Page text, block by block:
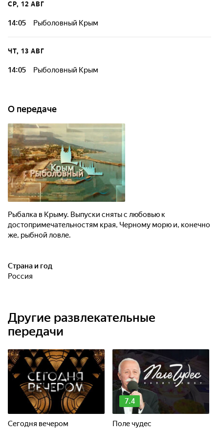
СР, 12 АВГ
14:05 Рыболовный Крым
ЧТ, 13 АВГ
14:05 Рыболовный Крым
О передаче
Рыбалка в Крыму. Выпуски сняты с любовью к
достопримечательностям края, Черному морю и, конечно
же, рыбной ловле.
Страна и год
Россия
Другие развлекательные
передачи
Сегодня вечером
7.4
Поле чудес